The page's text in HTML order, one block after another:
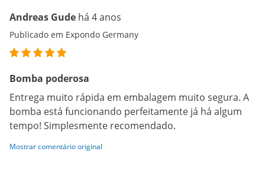
Andreas Gude há 4 anos
Publicado em Expondo Germany
Bomba poderosa
Entrega muito rápida em embalagem muito segura. A
bomba está funcionando perfeitamente já há algum
tempo! Simplesmente recomendado.
Mostrar comentário original